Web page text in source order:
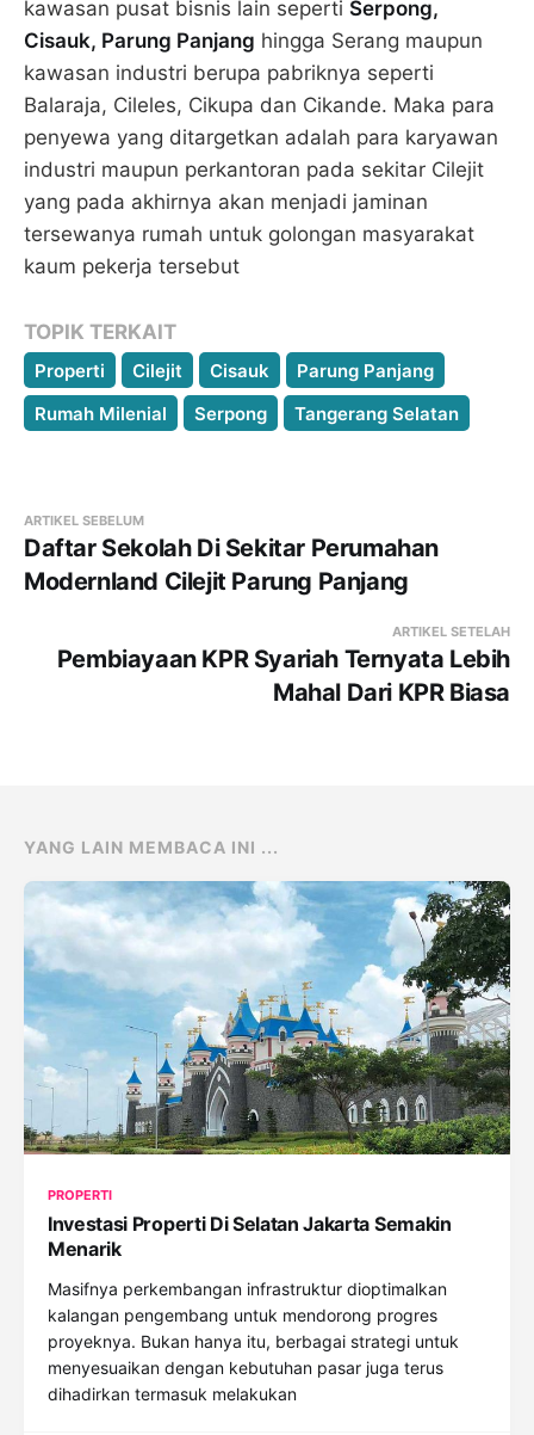
kawasan pusat bisnis lain seperti Serpong,
Cisauk, Parung Panjang hingga Serang maupun
kawasan industri berupa pabriknya seperti
Balaraja, Cileles, Cikupa dan Cikande. Maka para
penyewa yang ditargetkan adalah para karyawan
industri maupun perkantoran pada sekitar Cilejit
yang pada akhirnya akan menjadi jaminan
tersewanya rumah untuk golongan masyarakat
kaum pekerja tersebut
TOPIK TERKAIT
Properti Cilejit Cisauk
Parung Panjang
Rumah Milenial
Serpong Tangerang Selatan
ARTIKEL SEBELUM
Daftar Sekolah Di Sekitar Perumahan
Modernland Cilejit Parung Panjang
ARTIKEL SETELAH
Pembiayaan KPR Syariah Ternyata Lebih
Mahal Dari KPR Biasa
YANG LAIN MEMBACA INI ...
PROPERTI
Investasi Properti Di Selatan Jakarta Semakin
Menarik
Masifnya perkembangan infrastruktur dioptimalkan
kalangan pengembang untuk mendorong progres
proyeknya. Bukan hanya itu, berbagai strategi untuk
menyesuaikan dengan kebutuhan pasar juga terus
dihadirkan termasuk melakukan